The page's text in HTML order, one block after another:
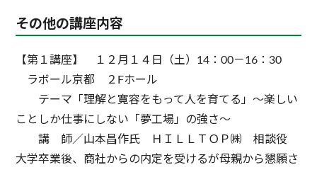
その他の講座内容
【第１講座】 １２月１４日（土）14：00－16：30
ラボール京都 ２Fホール
テーマ「理解と寛容をもって人を育てる」～楽しい
ことしか仕事にしない「夢工場」の強さ～
講 師／山本昌作氏 ＨＩＬＬＴＯＰ㈱ 相談役
大学卒業後、商社からの内定を受けるが母親から懇願さ